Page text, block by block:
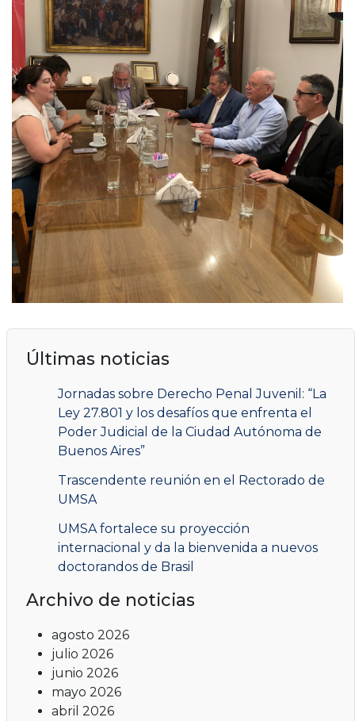
Últimas noticias
Jornadas sobre Derecho Penal Juvenil: “La
Ley 27.801 y los desafíos que enfrenta el
Poder Judicial de la Ciudad Autónoma de
Buenos Aires”
Trascendente reunión en el Rectorado de
UMSA
UMSA fortalece su proyección
internacional y da la bienvenida a nuevos
doctorandos de Brasil
Archivo de noticias
agosto 2026
julio 2026
junio 2026
mayo 2026
abril 2026